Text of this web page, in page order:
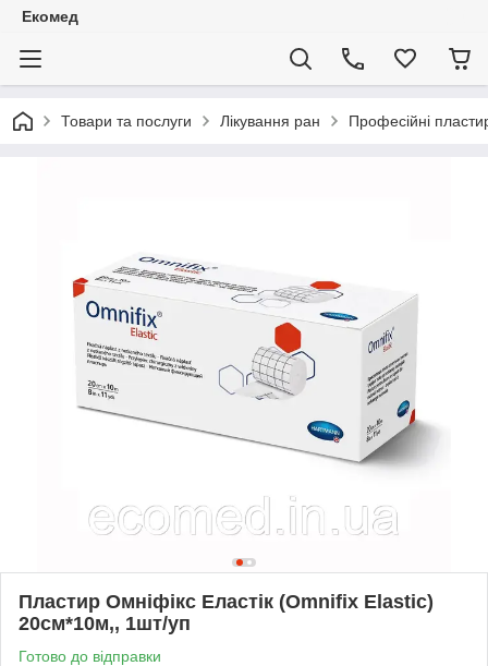
Екомед
Товари та послуги Лікування ран Професійні
Пластир Омніфікс Еластік (Omnifix Elastic)
20см*10м,, 1шт/уп
Готово до відправки